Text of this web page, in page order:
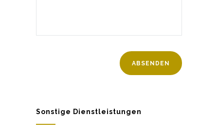
Sonstige Dienstleistungen